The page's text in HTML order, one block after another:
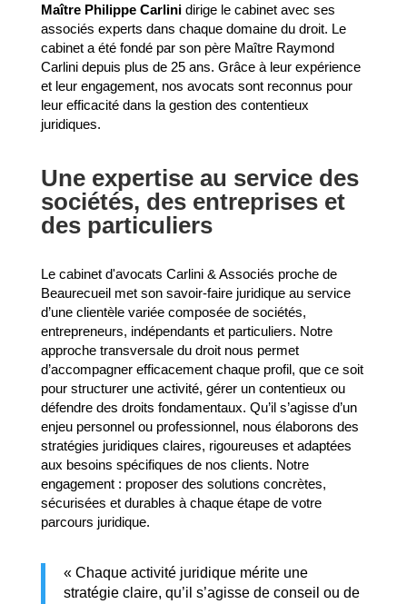
Maître Philippe Carlinidirige le cabinet avec ses
associés experts dans chaque domaine du droit. Le
cabinet a été fondé par son père Maître Raymond
Carlini depuis plus de 25 ans. Grâce à leur expérience
et leur engagement, nos avocats sont reconnus pour
leur efficacité dans la gestion des contentieux
juridiques.
Une expertise au service des
sociétés, des entreprises et
des particuliers
Le cabinet d'avocats Carlini & Associés proche de
Beaurecueil met son savoir-faire juridique au service
d’une clientèle variée composée de sociétés,
entrepreneurs, indépendants et particuliers. Notre
approche transversale du droit nous permet
d’accompagner efficacement chaque profil, que ce soit
pour structurer une activité, gérer un contentieux ou
défendre des droits fondamentaux. Qu’il s’agisse d’un
enjeu personnel ou professionnel, nous élaborons des
stratégies juridiques claires, rigoureuses et adaptées
aux besoins spécifiques de nos clients. Notre
engagement : proposer des solutions concrètes,
sécurisées et durables à chaque étape de votre
parcours juridique.
« Chaque activité juridique mérite une
stratégie claire, qu’il s’agisse de conseil ou de